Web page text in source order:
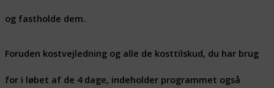
og fastholde dem.
Foruden kostvejledning og alle de kosttilskud, du har brug
for i løbet af de 4 dage, indeholder programmet også